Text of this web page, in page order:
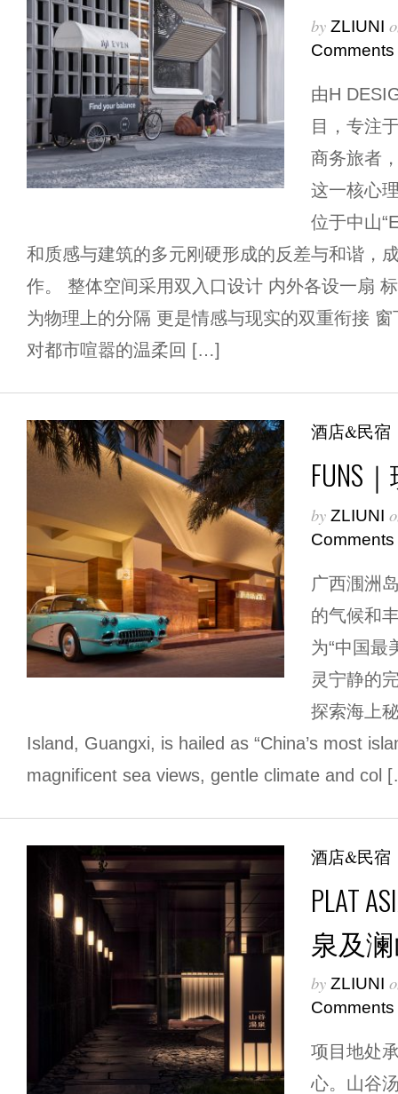
by ZLIUNI
Comments
由H
目，专注
商务旅者
这一核心
位于中山
和质感与建筑的多元刚硬形成的反差与和谐，
作。 整体空间采用双入口设计 内外各设一扇
为物理上的分隔 更是情感与现实的双重衔接
对都市喧嚣的温柔回 […]
酒店&民宿
FUNS
by ZLIUNI
Comments
广西涠洲
的气候和
为“中国最
灵宁静的
探索海上
Island, Guangxi, is hailed as “China’s most
magnificent sea views, gentle climate and col
酒店&民宿
PLAT
泉及
by ZLIUNI
Comments
项目地处
心。山谷